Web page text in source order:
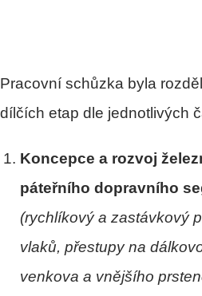
Pracovní schůzka byla
dílčích etap dle jednotlivých
Koncepce a rozvoj
páteřního dopravního
(rychlíkový a zastávkový
vlaků, přestupy na
venkova a vnějšího